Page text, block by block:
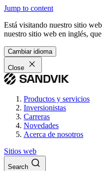
Jump to content
Está visitando nuestro sitio
nuestro sitio web en inglés,
Cambiar idioma
Close
Productos y servicios
Inversionistas
Carreras
Novedades
Acerca de nosotros
Sitios web
Search